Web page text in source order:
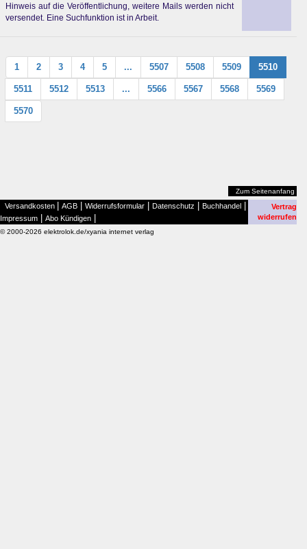
Hinweis auf die Veröffentlichung, weitere Mails werden nicht
versendet. Eine Suchfunktion ist in Arbeit.
1 2 3 4 5 ... 5507 5508 5509 5510
5511 5512 5513 ... 5566 5567 5568 5569
5570
Zum Seitenanfang
Versandkosten AGB Widerrufsformular Datenschutz Buchhandel
Impressum Abo Kündigen
Vertrag
widerrufen
© 2000-2026 elektrolok.de/xyania internet verlag